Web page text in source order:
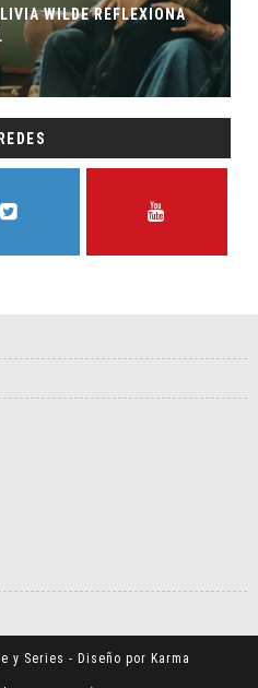
WILDE REFLEXIONA
y Series - Diseño por Karma